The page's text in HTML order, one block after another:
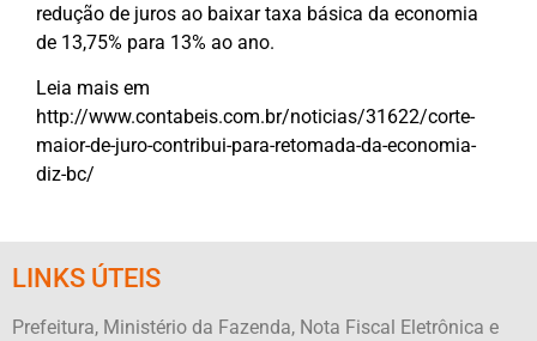
redução de juros ao baixar taxa básica da economia
de 13,75% para 13% ao ano.
Leia mais em
http://www.contabeis.com.br/noticias/31622/corte-
maior-de-juro-contribui-para-retomada-da-economia-
diz-bc/
LINKS ÚTEIS
Prefeitura, Ministério da Fazenda, Nota Fiscal Eletrônica e